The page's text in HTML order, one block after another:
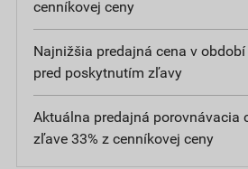
cenníkovej ceny
Najnižšia predajná cena v
pred poskytnutím zľavy
Aktuálna predajná porovnávacia
zľave 33% z cenníkovej ceny